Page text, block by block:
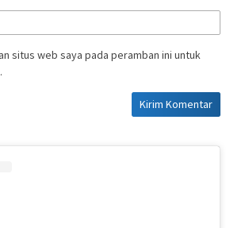
situs web saya pada peramban ini untuk